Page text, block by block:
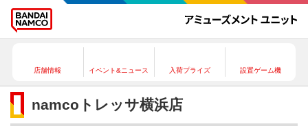
店舗情報 イベント&ニュース 入荷プライズ 設置ゲーム機
namcoトレッサ横浜店